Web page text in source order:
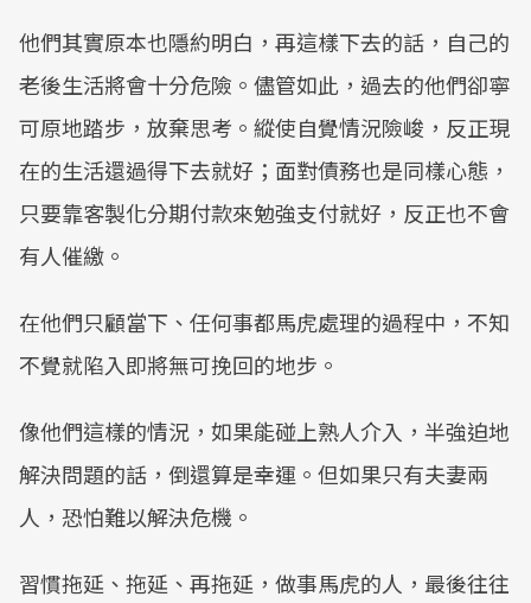
他們其實原本也隱約明白，再這樣下去的話，自己的
老後生活將會十分危險。儘管如此，過去的他們卻寧
可原地踏步，放棄思考。縱使自覺情況險峻，反正現
在的生活還過得下去就好；面對債務也是同樣心態，
只要靠客製化分期付款來勉強支付就好，反正也不會
有人催繳。
在他們只顧當下、任何事都馬虎處理的過程中，不知
不覺就陷入即將無可挽回的地步。
像他們這樣的情況，如果能碰上熟人介入，半強迫地
解決問題的話，倒還算是幸運。但如果只有夫妻兩
人，恐怕難以解決危機。
習慣拖延、拖延、再拖延，做事馬虎的人，最後往往